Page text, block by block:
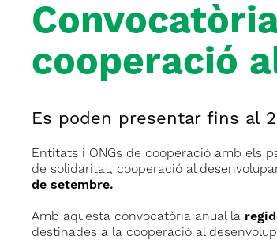
cooperació
Es poden presentar fins al
Entitats i ONGs de cooperació amb els
de solidaritat, cooperació al
de setembre.
Amb aquesta convocatòria anual la
destinades a la cooperació al